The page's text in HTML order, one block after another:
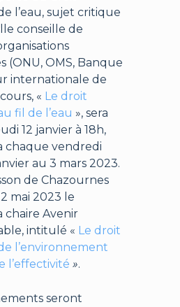
l’eau, sujet critique
conseille de
(ONU, OMS, Banque
internationale de
« Le droit
fil de l’eau », sera
12 janvier à 18h,
chaque vendredi
au 3 mars 2023.
de Chazournes
mai 2023 le
chaire Avenir
intitulé « Le droit
l’environnement
l’effectivité ».
seront